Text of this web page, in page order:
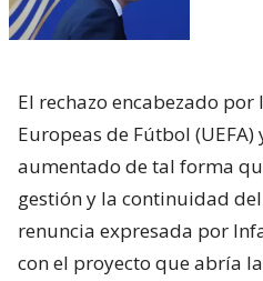
El rechazo encabezado
Europeas de Fútbol (UEFA)
aumentado de tal forma
gestión y la continuidad
renuncia expresada por
con el proyecto que abría